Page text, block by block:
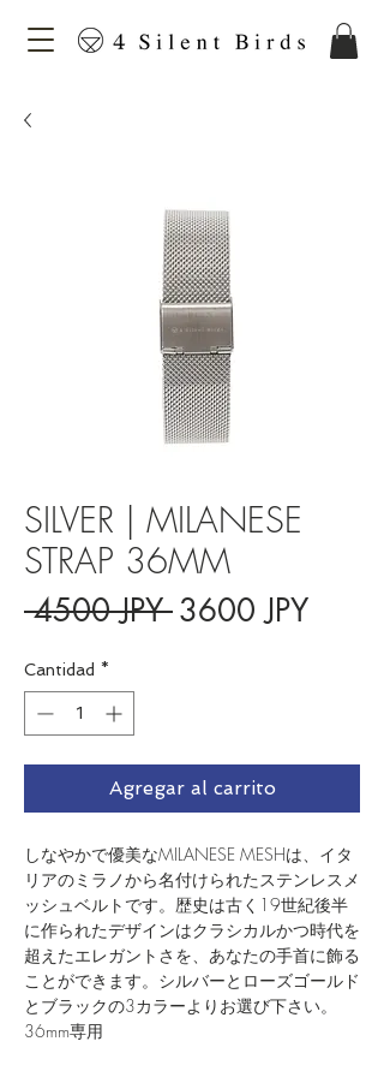
SILVER | MILANESE
STRAP 36MM
4500 JPY Precio
3600 JPYPrecio
Cantidad *
Agregar al carrito
しなやかで優美なMILANESE MESHは、イタ
リアのミラノから名付けられたステンレスメ
ッシュベルトです。歴史は古く19世紀後半
に作られたデザインはクラシカルかつ時代を
超えたエレガントさを、あなたの手首に飾る
ことができます。シルバーとローズゴールド
とブラックの3カラーよりお選び下さい。
36mm専用